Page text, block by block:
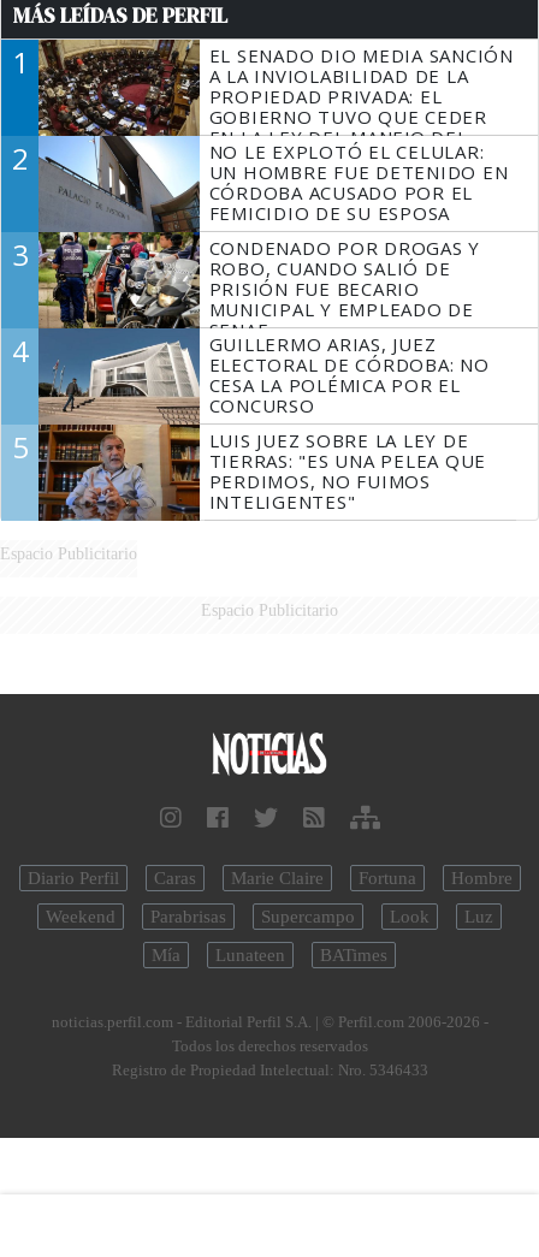
MÁS LEÍDAS DE PERFIL
1
EL SENADO DIO MEDIA SANCIÓN
A LA INVIOLABILIDAD DE LA
PROPIEDAD PRIVADA: EL
GOBIERNO TUVO QUE CEDER
EN LA LEY DEL MANEJO DEL
FUEGO
2
NO LE EXPLOTÓ EL CELULAR:
UN HOMBRE FUE DETENIDO EN
CÓRDOBA ACUSADO POR EL
FEMICIDIO DE SU ESPOSA
3
CONDENADO POR DROGAS Y
ROBO, CUANDO SALIÓ DE
PRISIÓN FUE BECARIO
MUNICIPAL Y EMPLEADO DE
SENAF
4
GUILLERMO ARIAS, JUEZ
ELECTORAL DE CÓRDOBA: NO
CESA LA POLÉMICA POR EL
CONCURSO
5
LUIS JUEZ SOBRE LA LEY DE
TIERRAS: "ES UNA PELEA QUE
PERDIMOS, NO FUIMOS
INTELIGENTES"
Espacio Publicitario
Espacio Publicitario
Diario Perfil Caras Marie Claire Fortuna
Hombre
Weekend
Parabrisas Supercampo Look
Luz
Mía
Lunateen BATimes
noticias.perfil.com - Editorial Perfil S.A. | © Perfil.com 2006-2026 -
Todos los derechos reservados
Registro de Propiedad Intelectual: Nro. 5346433